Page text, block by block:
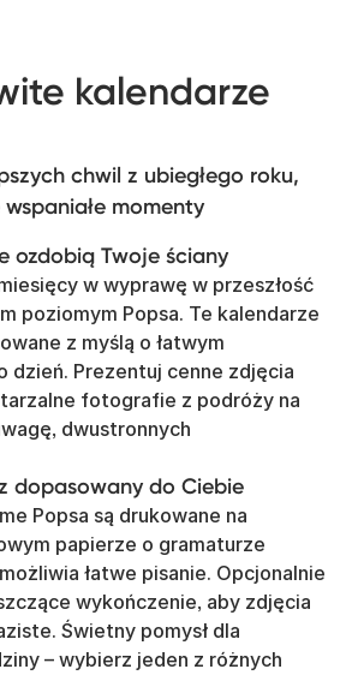
kalendarze
chwil z ubiegłego roku,
momenty
ozdobią Twoje ściany
w wyprawę w przeszłość
poziomym Popsa. Te kalendarze
z myślą o łatwym
dzień. Prezentuj cenne zdjęcia
fotografie z podróży na
dwustronnych
dopasowany do Ciebie
Popsa są drukowane na
papierze o gramaturze
łatwe pisanie. Opcjonalnie
wykończenie, aby zdjęcia
Świetny pomysł dla
– wybierz jeden z różnych